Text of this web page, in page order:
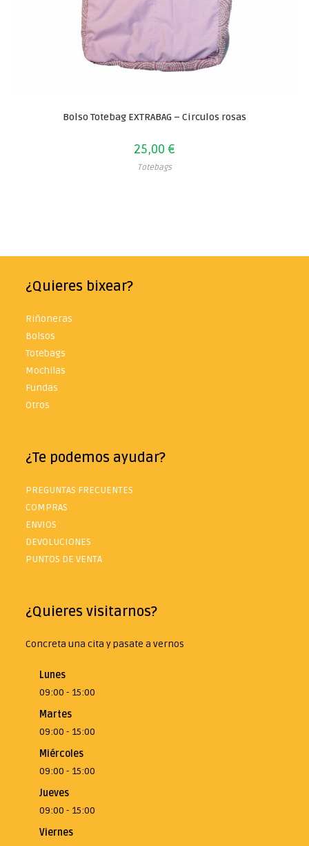
Bolso Totebag EXTRABAG – Circulos rosas
25,00 €
Totebags
¿Quieres bixear?
Riñoneras
Bolsos
Totebags
Mochilas
Fundas
Otros
¿Te podemos ayudar?
PREGUNTAS FRECUENTES
COMPRAS
ENVIOS
DEVOLUCIONES
PUNTOS DE VENTA
¿Quieres visitarnos?
Concreta una cita y pasate a vernos
Lunes
09:00 - 15:00
Martes
09:00 - 15:00
Miércoles
09:00 - 15:00
Jueves
09:00 - 15:00
Viernes